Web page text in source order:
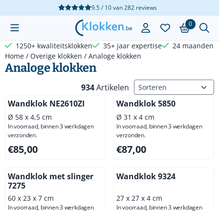
Cookievoorkeuren zijn beschikbaar. Kies instellingen of sta
9.5 / 10van282reviews
0
1250+ kwaliteitsklokken 35+ jaar expertise
24 maanden
Home / Overige klokken / Analoge klokken
Analoge klokken
934Artikelen Sorteermethode
Wandklok NE2610ZI
Ø 58 x 4,5 cm
In voorraad, binnen 3 werkdagen
verzonden.
Prijs: 85,00, exclusief btw: 70,25
€85,00
Wandklok 5850
Ø 31 x 4 cm
In voorraad, binnen 3 werkdagen
verzonden.
Prijs: 87,00, exclusief btw:
€87,00
Wandklok met slinger
7275
60 x 23 x 7 cm
In voorraad, binnen 3 werkdagen
Wandklok 9324
27 x 27 x 4 cm
In voorraad, binnen 3 werkdagen